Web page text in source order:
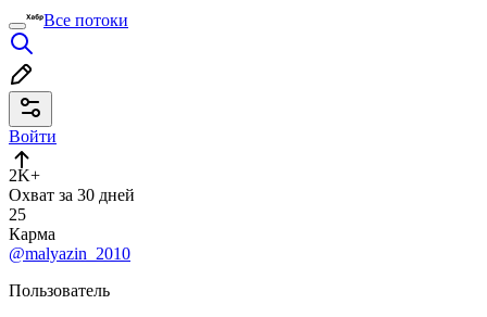
Все потоки
Войти
2K+
Охват за 30 дней
25
Карма
@malyazin_2010
Пользователь